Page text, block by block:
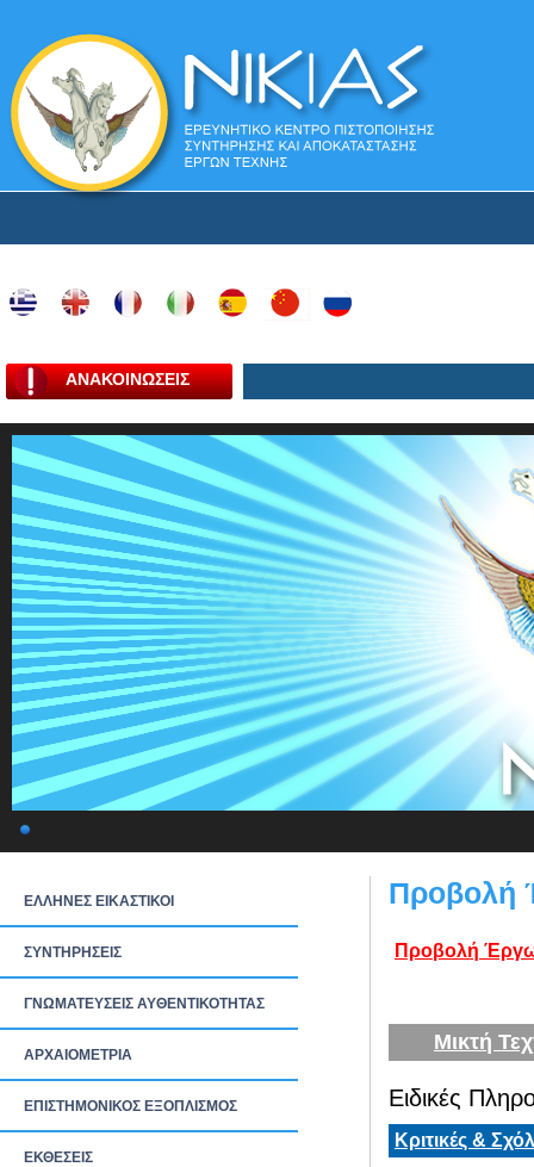
ΑΝΑΚΟΙΝΩΣΕΙΣ
ΕΛΛΗΝΕΣ ΕΙΚΑΣΤΙΚΟΙ
ΣΥΝΤΗΡΗΣΕΙΣ
ΓΝΩΜΑΤΕΥΣΕΙΣ ΑΥΘΕΝΤΙΚΟΤΗΤΑΣ
ΑΡΧΑΙΟΜΕΤΡΙΑ
ΕΠΙΣΤΗΜΟΝΙΚΟΣ ΕΞΟΠΛΙΣΜΟΣ
ΕΚΘΕΣΕΙΣ
Προβολή
Προβολή
Μικτή
Ειδικές
Κριτικές &